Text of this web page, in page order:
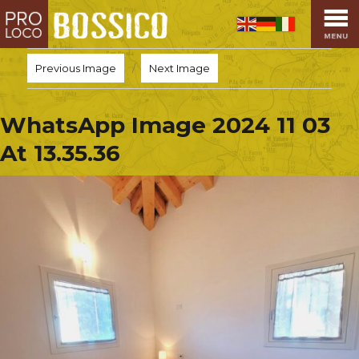
HOME
PRO LOCO
L’ALTOPIANO
PROMOZIONI
SPORT
OSPITALITÀ
CONTATTI
Previous Image Next Image
WhatsApp Image 2024 11 03
At 13.35.36